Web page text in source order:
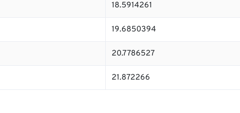
18.5914261
19.6850394
20.7786527
21.872266